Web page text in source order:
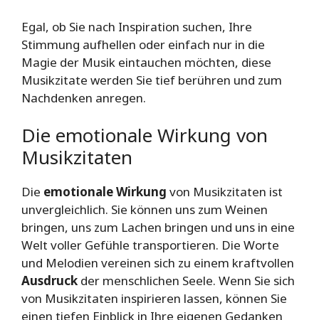
Egal, ob Sie nach Inspiration suchen, Ihre
Stimmung aufhellen oder einfach nur in die
Magie der Musik eintauchen möchten, diese
Musikzitate werden Sie tief berühren und zum
Nachdenken anregen.
Die emotionale Wirkung von
Musikzitaten
Die emotionale Wirkung von Musikzitaten ist
unvergleichlich. Sie können uns zum Weinen
bringen, uns zum Lachen bringen und uns in eine
Welt voller Gefühle transportieren. Die Worte
und Melodien vereinen sich zu einem kraftvollen
Ausdruck der menschlichen Seele. Wenn Sie sich
von Musikzitaten inspirieren lassen, können Sie
einen tiefen Einblick in Ihre eigenen Gedanken